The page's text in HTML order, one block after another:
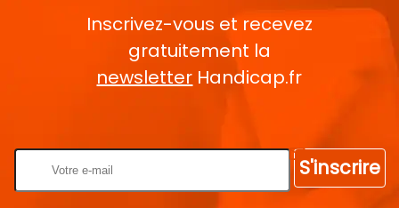
Inscrivez-vous et recevez
gratuitement la
newsletter Handicap.fr
S'inscrire